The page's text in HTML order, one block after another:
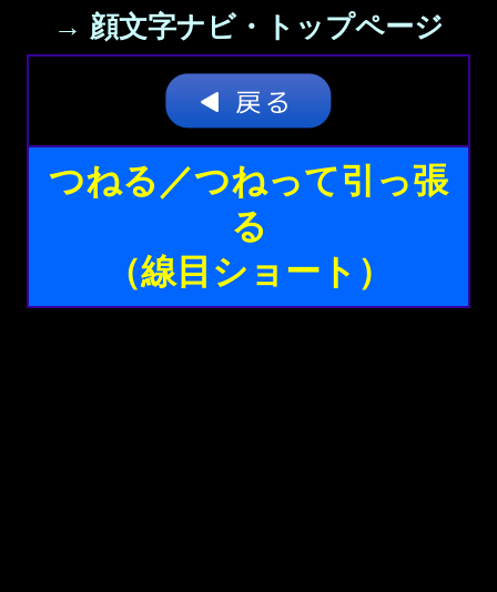
→ 顔文字ナビ・トップページ
つねる／つねって引っ張
る
（線目ショート）